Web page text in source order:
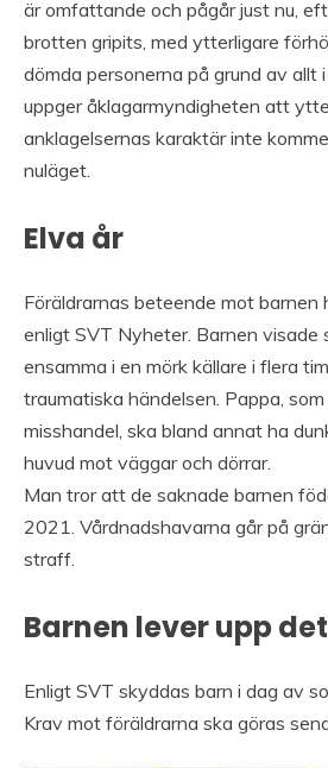
är omfattande och pågår just nu,
brotten gripits, med ytterligare
dömda personerna på grund av allt
uppger åklagarmyndigheten att
anklagelsernas karaktär inte
nuläget.
Elva år
Föräldrarnas beteende mot barnen
enligt SVT Nyheter. Barnen visade
ensamma i en mörk källare i flera
traumatiska händelsen. Pappa,
misshandel, ska bland annat ha
huvud mot väggar och dörrar.
Man tror att de saknade barnen
2021. Vårdnadshavarna går på
straff.
Barnen lever upp
Enligt SVT skyddas barn i dag av
Krav mot föräldrarna ska göras